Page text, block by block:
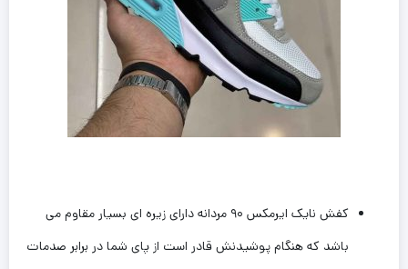
کفش نایک ایرمکس ۹۰ مردانه دارای زیره ای بسیار مقاوم می
باشد که هنگام پوشیدنش قادر است از پای شما در برابر صدمات